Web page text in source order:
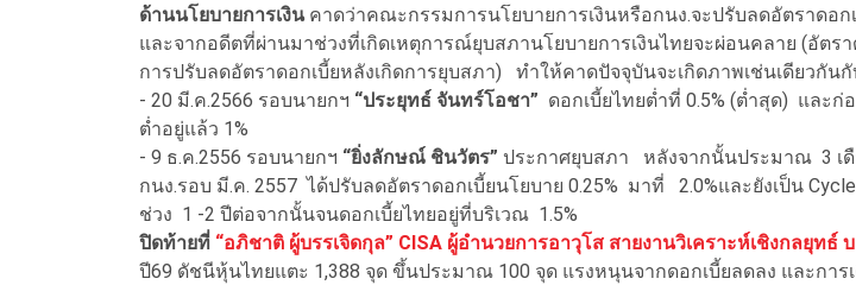
ด้านนโยบายการเงินคาดว่าคณะกรรมการนโยบายการเงินหรือกนง.จะปรับลดอัตราดอก
และจากอดีตที่ผ่านมาช่วงที่เกิดเหตุการณ์ยุบสภานโยบายการเงินไทยจะผ่อนคลาย (อัตร
การปรับลดอัตราดอกเบี้ยหลังเกิดการยุบสภา) ทำให้คาดปัจจุบันจะเกิดภาพเช่นเดียวกัน
- 20 มี.ค.2566 รอบนายกฯ “ประยุทธ์ จันทร์โอชา” ดอกเบี้ยไทยต่ำที่ 0.5% (ต่ำสุด) และ
ต่ำอยู่แล้ว 1%
- 9 ธ.ค.2556 รอบนายกฯ “ยิ่งลักษณ์ ชินวัตร” ประกาศยุบสภา หลังจากนั้นประมาณ 3 เ
กนง.รอบ มี.ค. 2557 ได้ปรับลดอัตราดอกเบี้ยนโยบาย 0.25% มาที่ 2.0%และยังเป็น
ช่วง 1 -2 ปีต่อจากนั้นจนดอกเบี้ยไทยอยู่ที่บริเวณ 1.5%
ปิดท้ายที่ “อภิชาติ ผู้บรรเจิดกุล” CISA ผู้อำนวยการอาวุโส สายงานวิเคราะห์เชิงกลยุทธ์
ปี69 ดัชนีหุ้นไทยแตะ 1,388 จุด ขึ้นประมาณ 100 จุด แรงหนุนจากดอกเบี้ยลดลง และการ